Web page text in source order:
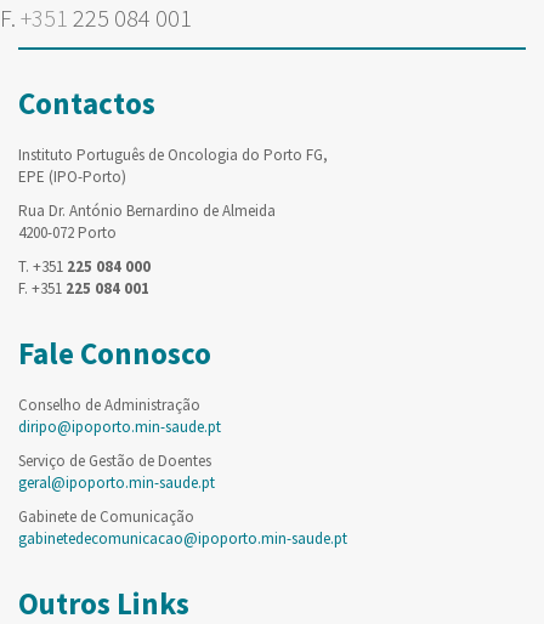
F. +351 225 084 001
Contactos
Instituto Português de Oncologia do Porto FG,
EPE (IPO-Porto)
Rua Dr. António Bernardino de Almeida
4200-072 Porto
T. +351 225 084 000
F. +351 225 084 001
Fale Connosco
Conselho de Administração
diripo@ipoporto.min-saude.pt
Serviço de Gestão de Doentes
geral@ipoporto.min-saude.pt
Gabinete de Comunicação
gabinetedecomunicacao@ipoporto.min-saude.pt
Outros Links